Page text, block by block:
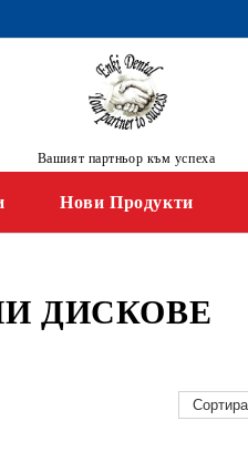
Вашият партньор към успеха
Нови Продукти
ДИСКОВЕ